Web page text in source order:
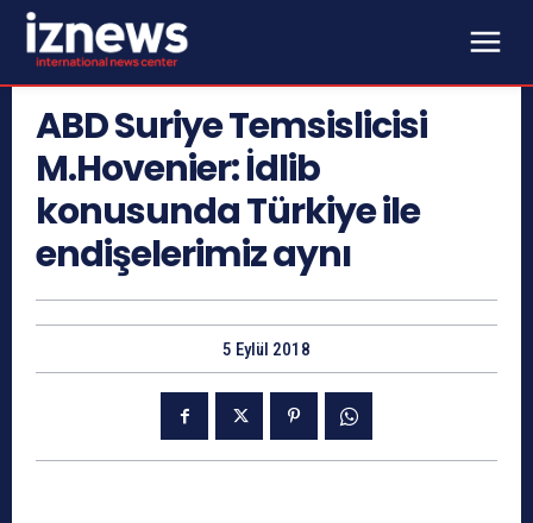
ABD Suriye Temsislicisi
M.Hovenier: İdlib
konusunda Türkiye ile
endişelerimiz aynı
5 Eylül 2018